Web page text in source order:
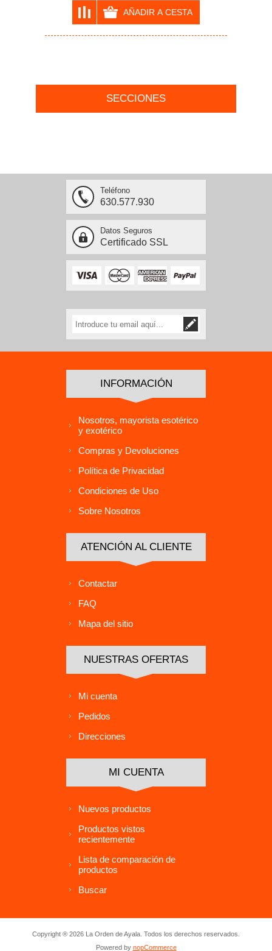
SECCIONES
Teléfono
630.577.930
Datos Seguros
Certificado SSL
INFORMACIÓN
Nosotros, mayorista esotérico
y exotérico
Compras y Devoluciones
Política de Privacidad
Condiciones de Uso
Sobre Nosotros
ATENCIÓN AL CLIENTE
Contactar
FAQ
Mapa del sitio
NUESTRAS OFERTAS
Mi cuenta
Pedidos
Direcciones
MI CUENTA
Nuevos productos
Productos vistos
recientemente
Lista de comparación de
productos
Buscar
Copyright ® 2026 La Orden de Ayala. Todos los derechos reservados.
Powered by nopCommerce